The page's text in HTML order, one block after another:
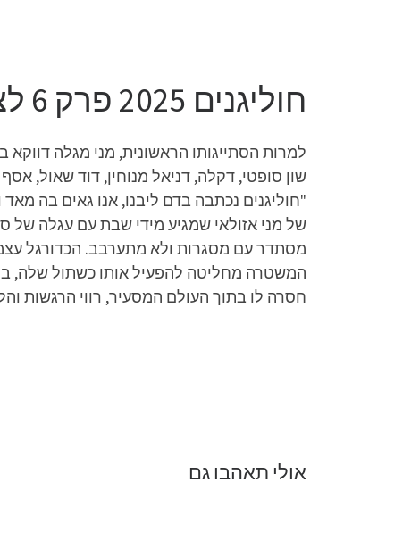
חוליגנים 2025 פרק 6 לצפייה ישירה
למרות הסתייגותו הראשונית, מני מגלה
שון סופטי, דקלה, דניאל מנוחין, דוד שאול,
"חוליגנים נכתבה בדם ליבנו, אנו גאים בה
של מני אזולאי שמגיע מידי שבת עם עגלה של
מסתדר עם מסגרות ולא מתערבב. הכדורגל
המשטרה מחליטה להפעיל אותו כשתול שלה,
חסרה לו בתוך העולם המסעיר, רווי הרגשות
אולי תאהבו גם